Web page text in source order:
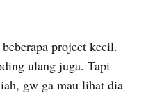
project kecil.
ulang juga. Tapi
gw ga mau lihat dia